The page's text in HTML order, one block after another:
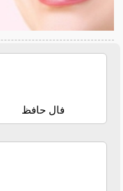
فال حافظ